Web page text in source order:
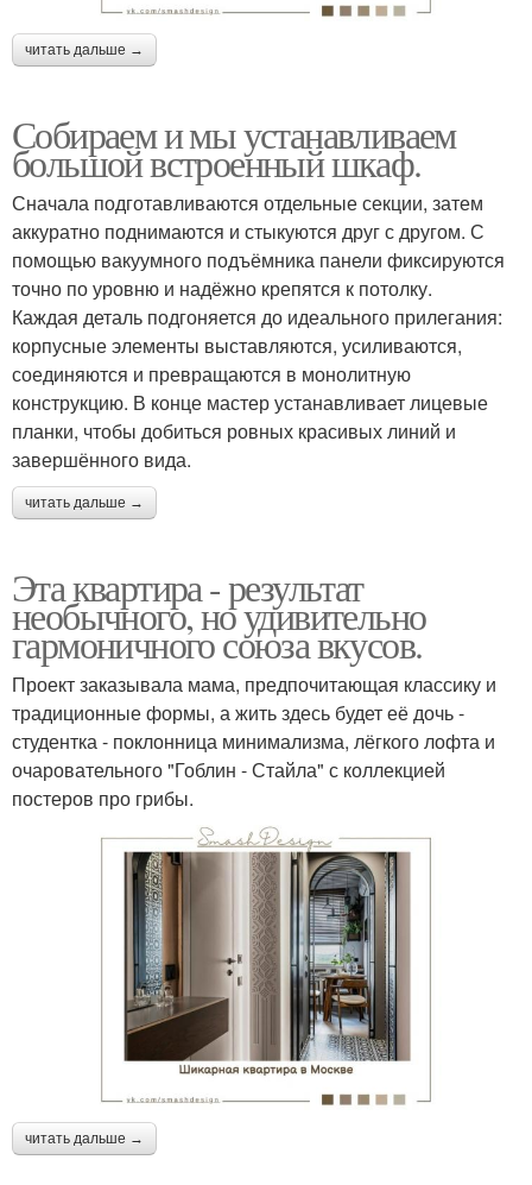
читать дальше →
Собираем и мы устанавливаем
большой встроенный шкаф.
Сначала подготавливаются отдельные секции, затем
аккуратно поднимаются и стыкуются друг с другом. С
помощью вакуумного подъёмника панели фиксируются
точно по уровню и надёжно крепятся к потолку.
Каждая деталь подгоняется до идеального прилегания:
корпусные элементы выставляются, усиливаются,
соединяются и превращаются в монолитную
конструкцию. В конце мастер устанавливает лицевые
планки, чтобы добиться ровных красивых линий и
завершённого вида.
читать дальше →
Эта квартира - результат
необычного, но удивительно
гармоничного союза вкусов.
Проект заказывала мама, предпочитающая классику и
традиционные формы, а жить здесь будет её дочь -
студентка - поклонница минимализма, лёгкого лофта и
очаровательного "Гоблин - Стайла" с коллекцией
постеров про грибы.
читать дальше →